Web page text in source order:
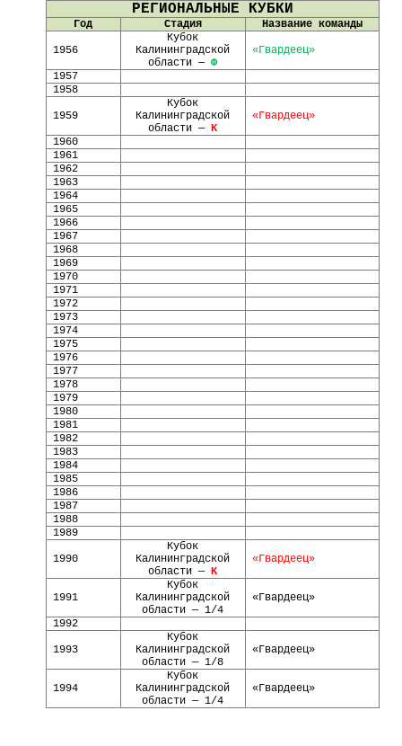
РЕГИОНАЛЬНЫЕ КУБКИ
Год Стадия Название команды
1956
Кубок
Калининградской
области —Ф
«Гвардеец»
1957
1958
1959
Кубок
Калининградской
области —К
«Гвардеец»
1960
1961
1962
1963
1964
1965
1966
1967
1968
1969
1970
1971
1972
1973
1974
1975
1976
1977
1978
1979
1980
1981
1982
1983
1984
1985
1986
1987
1988
1989
1990
Кубок
Калининградской
области —К
«Гвардеец»
1991
Кубок
Калининградской
области — 1/4
«Гвардеец»
1992
1993
Кубок
Калининградской
области — 1/8
«Гвардеец»
1994
Кубок
Калининградской
области — 1/4
«Гвардеец»